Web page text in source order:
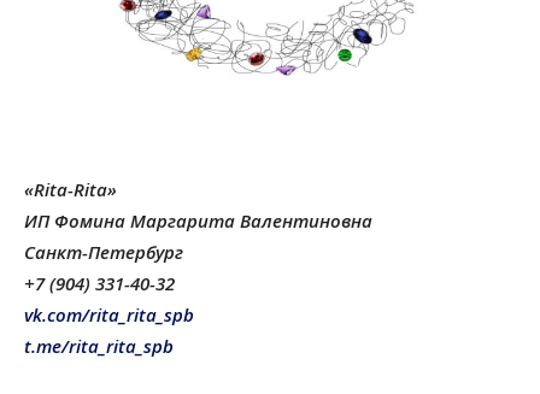
«Rita-Rita»
ИП Фомина Маргарита Валентиновна
Санкт-Петербург
+7 (904) 331-40-32
vk.com/rita_rita_spb
t.me/rita_rita_spb